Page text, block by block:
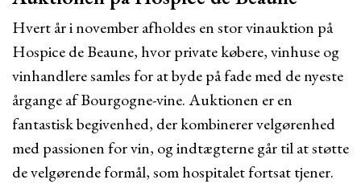
Hvert år i november afholdes en stor vinauktion på
Hospice de Beaune, hvor private købere, vinhuse og
vinhandlere samles for at byde på fade med de nyeste
årgange af Bourgogne-vine. Auktionen er en
fantastisk begivenhed, der kombinerer velgørenhed
med passionen for vin, og indtægterne går til at støtte
de velgørende formål, som hospitalet fortsat tjener.